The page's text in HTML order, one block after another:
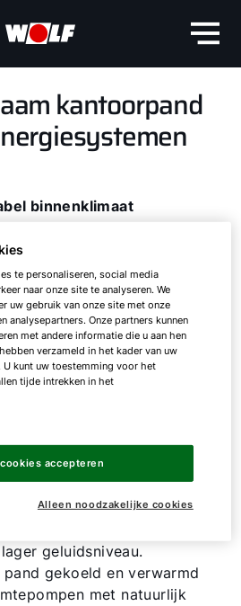
kantoorpand
binnenklimaat
en
het uitgangspunt
verschillende
Het pand is ontworpen
Eisen Gezonde Kantoren
op nagenoeg alle
Het hele pand is voorzien
zo laag mogelijke koellast
is een
geselecteerd met
lage luchtsnelheid en
rendement. De nieuwste
geluidsniveau.
gekoeld en verwarmd
met natuurlijk
te personaliseren, social media
naar onze site te analyseren. We
uw gebruik van onze site met onze
analysepartners. Onze partners kunnen
met andere informatie die u aan hen
verzameld in het kader van uw
U kunt uw toestemming voor het
tijde intrekken in het
Alleen noodzakelijke cookies
accepteren